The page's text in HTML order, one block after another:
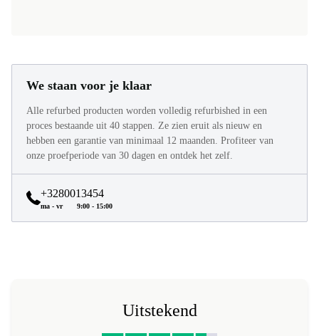
We staan voor je klaar
Alle refurbed producten worden volledig refurbished in een
proces bestaande uit 40 stappen. Ze zien eruit als nieuw en
hebben een garantie van minimaal 12 maanden. Profiteer van
onze proefperiode van 30 dagen en ontdek het zelf.
+3280013454
ma - vr 9:00 - 15:00
Uitstekend